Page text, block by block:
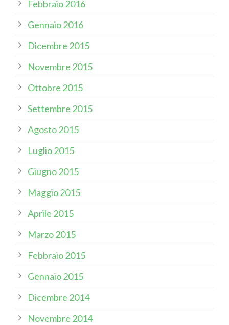
Febbraio 2016
Gennaio 2016
Dicembre 2015
Novembre 2015
Ottobre 2015
Settembre 2015
Agosto 2015
Luglio 2015
Giugno 2015
Maggio 2015
Aprile 2015
Marzo 2015
Febbraio 2015
Gennaio 2015
Dicembre 2014
Novembre 2014